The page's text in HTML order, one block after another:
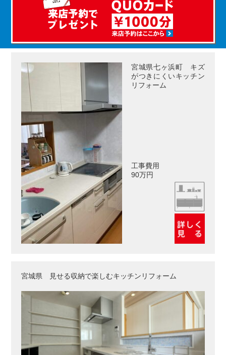
宮城県七ヶ浜町 キズ
がつきにくいキッチン
リフォーム
工事費用
90万円
宮城県 見せる収納で楽しむキッチンリフォーム